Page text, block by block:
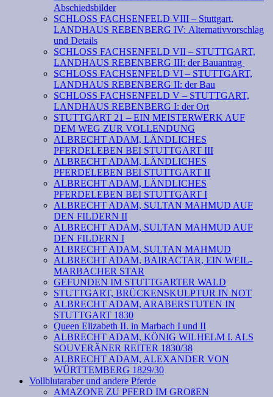
Abschiedsbilder
SCHLOSS FACHSENFELD VIII – Stuttgart,
LANDHAUS REBENBERG IV: Alternativvorschlag
und Details
SCHLOSS FACHSENFELD VII – STUTTGART,
LANDHAUS REBENBERG III: der Bauantrag
SCHLOSS FACHSENFELD VI – STUTTGART,
LANDHAUS REBENBERG II: der Bau
SCHLOSS FACHSENFELD V – STUTTGART,
LANDHAUS REBENBERG I: der Ort
STUTTGART 21 – EIN MEISTERWERK AUF
DEM WEG ZUR VOLLENDUNG
ALBRECHT ADAM, LÄNDLICHES
PFERDELEBEN BEI STUTTGART III
ALBRECHT ADAM, LÄNDLICHES
PFERDELEBEN BEI STUTTGART II
ALBRECHT ADAM, LÄNDLICHES
PFERDELEBEN BEI STUTTGART I
ALBRECHT ADAM, SULTAN MAHMUD AUF
DEN FILDERN II
ALBRECHT ADAM, SULTAN MAHMUD AUF
DEN FILDERN I
ALBRECHT ADAM, SULTAN MAHMUD
ALBRECHT ADAM, BAIRACTAR, EIN WEIL-
MARBACHER STAR
GEFUNDEN IM STUTTGARTER WALD
STUTTGART, BRÜCKENSKULPTUR IN NOT
ALBRECHT ADAM, ARABERSTUTEN IN
STUTTGART 1830
Queen Elizabeth II. in Marbach I und II
ALBRECHT ADAM, KÖNIG WILHELM I. ALS
SOUVERÄNER REITER 1830/38
ALBRECHT ADAM, ALEXANDER VON
WÜRTTEMBERG 1829/30
Vollblutaraber und andere Pferde
AMAZONE ZU PFERD IM GROßEN